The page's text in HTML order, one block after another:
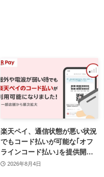
楽天ペイ、通信状態が悪い状況
でもコード払いが可能な｢オフ
ラインコード払い｣を提供開始
ｰ まずはiOS版と一部店舗から
2026年8月4日